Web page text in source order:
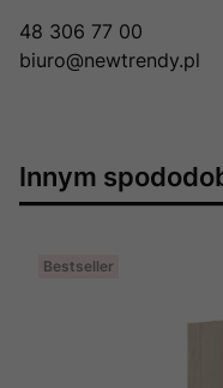
48 306 77 00
biuro@newtrendy.pl
Innym
Bestseller